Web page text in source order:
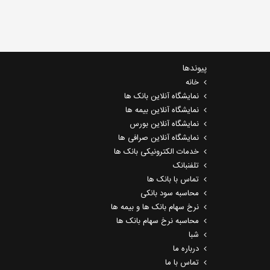
پیوندها
خانه
نمایشگاه آنلاین بانک ها
نمایشگاه آنلاین بیمه ها
نمایشگاه آنلاین بورس
نمایشگاه آنلاین صرافی ها
خدمات الکترونیکی بانک ها
تلفنبانک
تماس با بانک ها
محاسبه سود بانکی
نرخ سهام بانک ها و بیمه ها
محاسبه نرخ سهام بانک ها
شبا
درباره ما
تماس با ما